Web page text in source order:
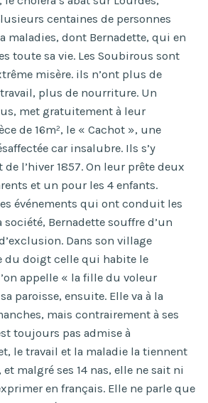
centaines de personnes
maladies, dont Bernadette, qui en
toute sa vie. Les Soubirous sont
misère. ils n’ont plus de
plus de nourriture. Un
met gratuitement à leur
de 16m², le « Cachot », une
car insalubre. Ils s’y
l’hiver 1857. On leur prête deux
et un pour les 4 enfants.
événements qui ont conduit les
Bernadette souffre d’un
Dans son village
du doigt celle qui habite le
appelle « la fille du voleur
paroisse, ensuite. Elle va à la
mais contrairement à ses
toujours pas admise à
le travail et la maladie la tiennent
et malgré ses 14 nas, elle ne sait ni
en français. Elle ne parle que